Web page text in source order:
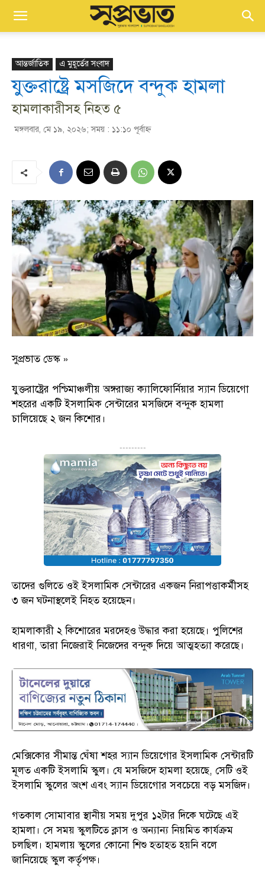
আন্তর্জাতিক এ মুহূর্তের সংবাদ
যুক্তরাষ্ট্রে মসজিদে বন্দুক হামলা
হামলাকারীসহ নিহত ৫
মঙ্গলবার, মে ১৯, ২০২৬; সময় : ১১:১০ পূর্বাহ্ণ
সুপ্রভাত ডেস্ক »
যুক্তরাষ্ট্রের পশ্চিমাঞ্চলীয় অঙ্গরাজ্য ক্যালিফোর্নিয়ার স্যান ডিয়েগো
শহরের একটি ইসলামিক সেন্টারের মসজিদে বন্দুক হামলা
চালিয়েছে ২ জন কিশোর।
---------
তাদের গুলিতে ওই ইসলামিক সেন্টারের একজন নিরাপত্তাকর্মীসহ
৩ জন ঘটনাস্থলেই নিহত হয়েছেন।
হামলাকারী ২ কিশোরের মরদেহও উদ্ধার করা হয়েছে। পুলিশের
ধারণা, তারা নিজেরাই নিজেদের বন্দুক দিয়ে আত্মহত্যা করেছে।
মেক্সিকোর সীমান্ত ঘেঁষা শহর স্যান ডিয়েগোর ইসলামিক সেন্টারটি
মূলত একটি ইসলামি স্কুল। যে মসজিদে হামলা হয়েছে, সেটি ওই
ইসলামি স্কুলের অংশ এবং স্যান ডিয়েগোর সবচেয়ে বড় মসজিদ।
গতকাল সোমাবার স্থানীয় সময় দুপুর ১২টার দিকে ঘটেছে এই
হামলা। সে সময় স্কুলটিতে ক্লাস ও অন্যান্য নিয়মিত কার্যক্রম
চলছিল। হামলায় স্কুলের কোনো শিশু হতাহত হয়নি বলে
জানিয়েছে স্কুল কর্তৃপক্ষ।